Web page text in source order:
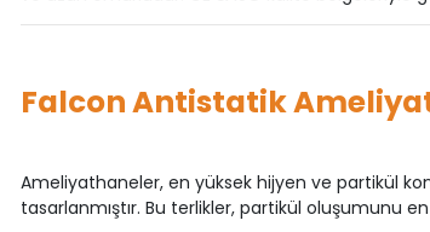
Falcon Antistatik
Ameliyathaneler, en yüksek hijyen ve partikül
tasarlanmıştır. Bu terlikler, partikül oluşumunu